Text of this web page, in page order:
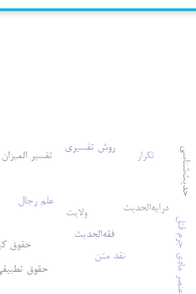
حدیث‌شناسی
نقد متن
علم رجال درایه‌الحدیث
فقه‌الحدیث عنصر مادی جرم قتل حقوق
تکرار تفسیر المیزان
روش تفسیری
ولایت
حقوق